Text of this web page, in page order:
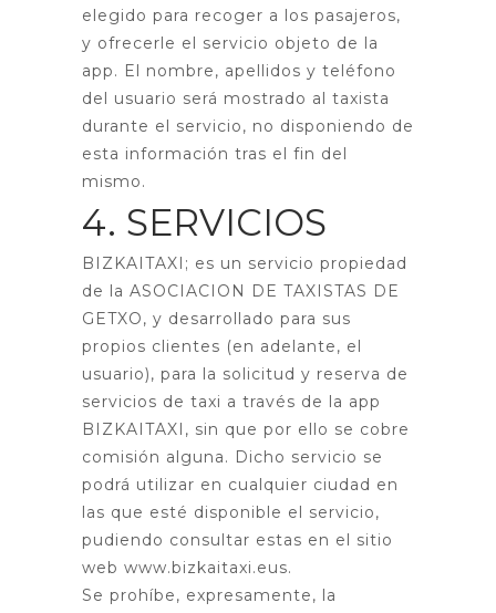
elegido para recoger a los pasajeros,
y ofrecerle el servicio objeto de la
app. El nombre, apellidos y teléfono
del usuario será mostrado al taxista
durante el servicio, no disponiendo de
esta información tras el fin del
mismo.
4. SERVICIOS
BIZKAITAXI; es un servicio propiedad
de la ASOCIACION DE TAXISTAS DE
GETXO, y desarrollado para sus
propios clientes (en adelante, el
usuario), para la solicitud y reserva de
servicios de taxi a través de la app
BIZKAITAXI, sin que por ello se cobre
comisión alguna. Dicho servicio se
podrá utilizar en cualquier ciudad en
las que esté disponible el servicio,
pudiendo consultar estas en el sitio
web www.bizkaitaxi.eus.
Se prohíbe, expresamente, la